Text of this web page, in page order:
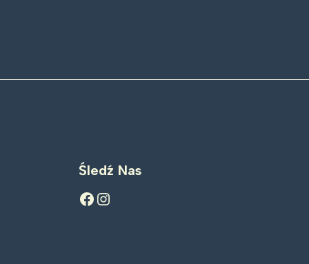
Śledź Nas
Facebook
Instagram